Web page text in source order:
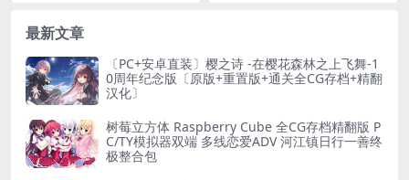
最新文章
〔PC+安卓直装〕樱之诗 -在樱花森林之上飞舞-1
0周年纪念版〔原版+重置版+通关全CG存档+精翻
汉化〕
树莓立方体 Raspberry Cube 全CG存档精翻版 P
C/TY模拟器双端 多线恋爱ADV 河江镇日行一善终
极整合包